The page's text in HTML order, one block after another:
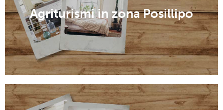
Agriturismi in zona Posillipo